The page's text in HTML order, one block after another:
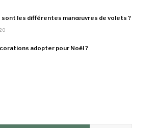
sont les différentes manœuvres de volets ?
adopter pour Noël ?